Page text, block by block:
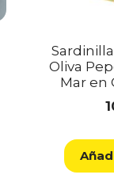
Oliva
Mar en